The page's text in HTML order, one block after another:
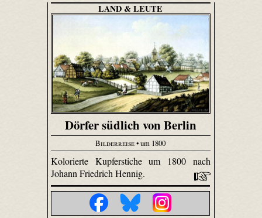
LAND & LEUTE
Dörfer südlich von Berlin
Bilderreise• um 1800
Kolorierte Kupferstiche um 1800 nach
Johann Friedrich Hennig.